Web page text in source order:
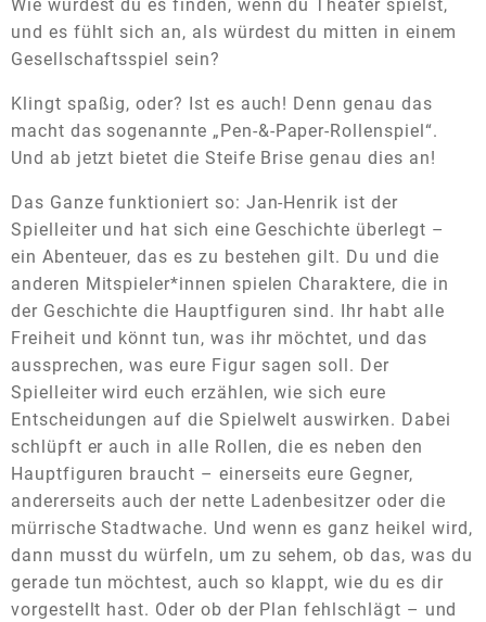
Wie würdest du es finden, wenn du Theater spielst,
und es fühlt sich an, als würdest du mitten in einem
Gesellschaftsspiel sein?
Klingt spaßig, oder? Ist es auch! Denn genau das
macht das sogenannte „Pen-&-Paper-Rollenspiel“.
Und ab jetzt bietet die Steife Brise genau dies an!
Das Ganze funktioniert so: Jan-Henrik ist der
Spielleiter und hat sich eine Geschichte überlegt –
ein Abenteuer, das es zu bestehen gilt. Du und die
anderen Mitspieler*innen spielen Charaktere, die in
der Geschichte die Hauptfiguren sind. Ihr habt alle
Freiheit und könnt tun, was ihr möchtet, und das
aussprechen, was eure Figur sagen soll. Der
Spielleiter wird euch erzählen, wie sich eure
Entscheidungen auf die Spielwelt auswirken. Dabei
schlüpft er auch in alle Rollen, die es neben den
Hauptfiguren braucht – einerseits eure Gegner,
andererseits auch der nette Ladenbesitzer oder die
mürrische Stadtwache. Und wenn es ganz heikel wird,
dann musst du würfeln, um zu sehem, ob das, was du
gerade tun möchtest, auch so klappt, wie du es dir
vorgestellt hast. Oder ob der Plan fehlschlägt – und